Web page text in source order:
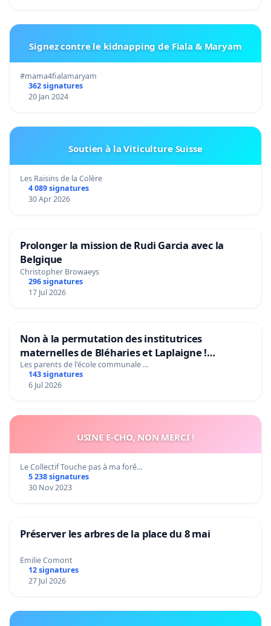
Signez contre le kidnapping de Fiala & Maryam
#mama4fialamaryam
362 signatures
20 Jan 2024
Soutien à la Viticulture Suisse
Les Raisins de la Colère
4 089 signatures
30 Apr 2026
Prolonger la mission de Rudi Garcia avec la
Belgique
Christopher Browaeys
296 signatures
17 Jul 2026
Non à la permutation des institutrices
maternelles de Bléharies et Laplaigne !
Préservons la stabilité de nos enfants.
Les parents de l'école communale …
143 signatures
6 Jul 2026
USINE E-CHO, NON MERCI !
Le Collectif Touche pas à ma forê…
5 238 signatures
30 Nov 2023
Préserver les arbres de la place du 8 mai
Emilie Comont
12 signatures
27 Jul 2026